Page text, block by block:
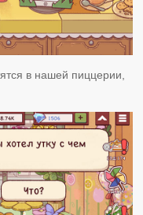
в нашей пиццерии,